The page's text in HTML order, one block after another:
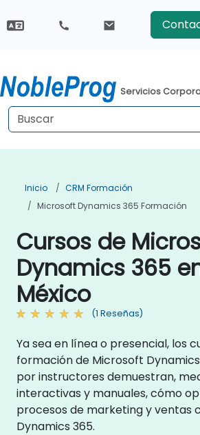
Servicios
Inicio
CRM Formación
Microsoft Dynamics 365 Formación
Cursos de
Dynamics 365
México
(1 Reseñas)
Ya sea en línea o presencial, los
formación de Microsoft
por instructores demuestran,
interactivas y manuales, cómo
procesos de marketing y ventas
Dynamics 365.